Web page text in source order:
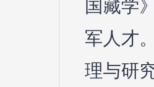
国藏学
军人才
理与研